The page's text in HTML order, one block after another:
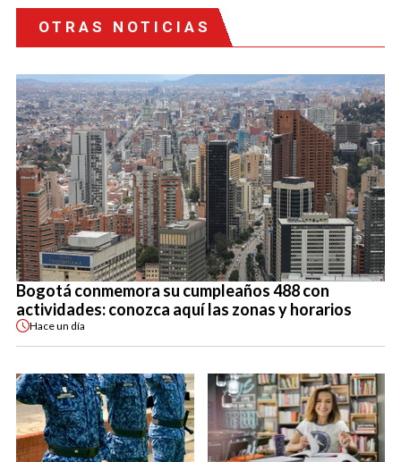
OTRAS NOTICIAS
Bogotá conmemora su cumpleaños 488 con
actividades: conozca aquí las zonas y horarios
Haceun día